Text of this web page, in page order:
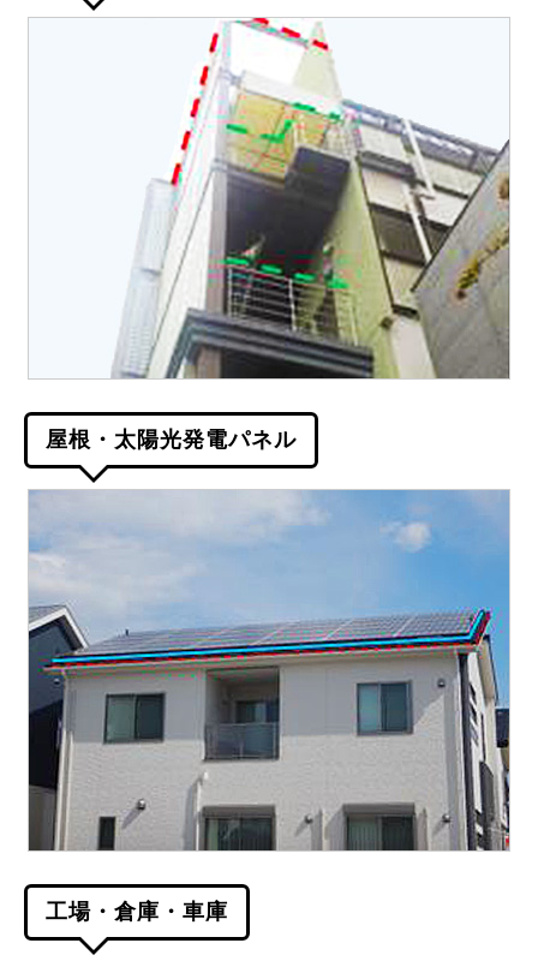
屋根・太陽光発電パネル
工場・倉庫・車庫